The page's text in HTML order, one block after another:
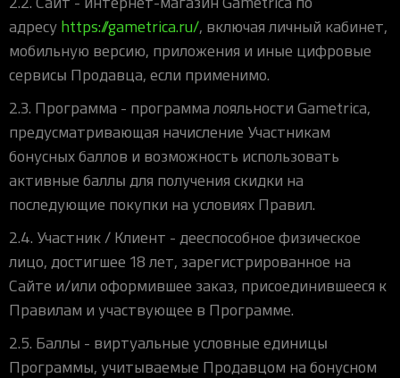
адресу https://gametrica.ru/, включая личный кабинет,
мобильную версию, приложения и иные цифровые
сервисы Продавца, если применимо.
2.3. Программа - программа лояльности Gametrica,
предусматривающая начисление Участникам
бонусных баллов и возможность использовать
активные баллы для получения скидки на
последующие покупки на условиях Правил.
2.4. Участник / Клиент - дееспособное физическое
лицо, достигшее 18 лет, зарегистрированное на
Сайте и/или оформившее заказ, присоединившееся к
Правилам и участвующее в Программе.
2.5. Баллы - виртуальные условные единицы
Программы, учитываемые Продавцом на бонусном